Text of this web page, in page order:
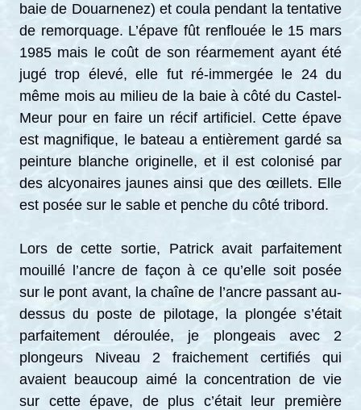
baie de Douarnenez) et coula pendant la tentative
de remorquage. L’épave fût renflouée le 15 mars
1985 mais le coût de son réarmement ayant été
jugé trop élevé, elle fut ré-immergée le 24 du
même mois au milieu de la baie à côté du Castel-
Meur pour en faire un récif artificiel. Cette épave
est magnifique, le bateau a entièrement gardé sa
peinture blanche originelle, et il est colonisé par
des alcyonaires jaunes ainsi que des œillets. Elle
est posée sur le sable et penche du côté tribord.
Lors de cette sortie, Patrick avait parfaitement
mouillé l’ancre de façon à ce qu’elle soit posée
sur le pont avant, la chaîne de l’ancre passant au-
dessus du poste de pilotage, la plongée s’était
parfaitement déroulée, je plongeais avec 2
plongeurs Niveau 2 fraichement certifiés qui
avaient beaucoup aimé la concentration de vie
sur cette épave, de plus c’était leur première